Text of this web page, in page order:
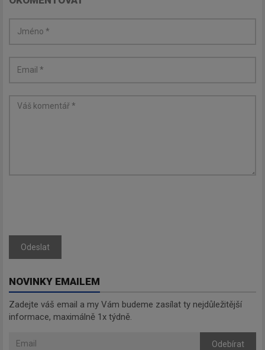
Odeslat
NOVINKY EMAILEM
Zadejte váš email a my Vám budeme zasílat ty nejdůležitější
informace, maximálně 1x týdně.
Odebírat